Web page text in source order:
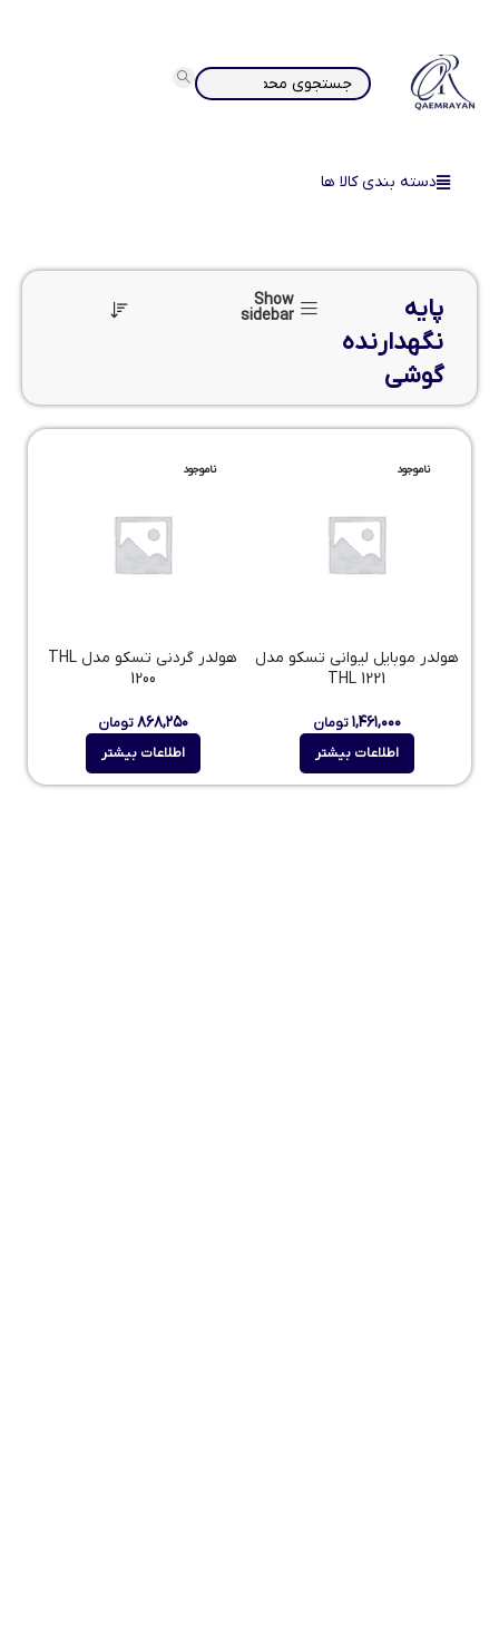
دسته بندی کالا ها
پایه
نگهدارنده
گوشی
Show
sidebar
ناموجود
هولدر موبایل لیوانی تسکو مدل
THL 1221
۱,۴۶۱,۰۰۰ تومان
اطلاعات بیشتر
ناموجود
هولدر گردنی تسکو مدل THL
1200
۸۶۸,۲۵۰ تومان
اطلاعات بیشتر